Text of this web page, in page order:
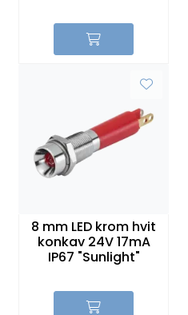
8 mm LED krom hvit
konkav 24V 17mA
IP67 "Sunlight"